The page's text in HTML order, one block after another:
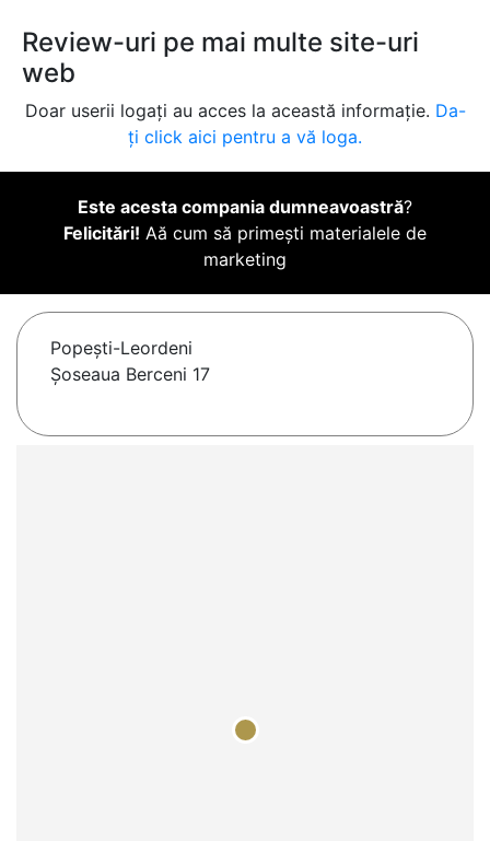
Review-uri pe mai multe site-uri
web
Doar userii logați au acces la această informație. Da-
ți click aici pentru a vă loga.
Este acesta compania dumneavoastră?
Felicitări! Aă cum să primești materialele de
marketing
Popeşti-Leordeni
Șoseaua Berceni 17